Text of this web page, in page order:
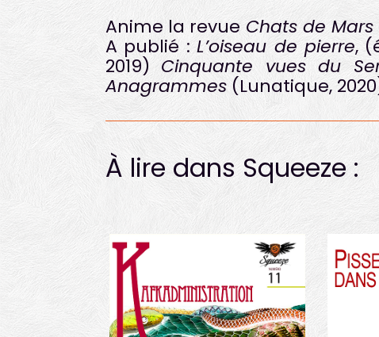
Anime la revue Chats de Mars
A publié :L’oiseau de pierre,
2019) Cinquante vues du
Anagrammes (Lunatique,
À lire dans Squeeze :